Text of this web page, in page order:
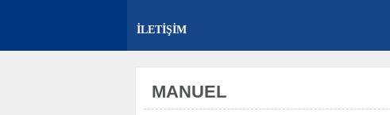
İLETIŞIM
MANUEL